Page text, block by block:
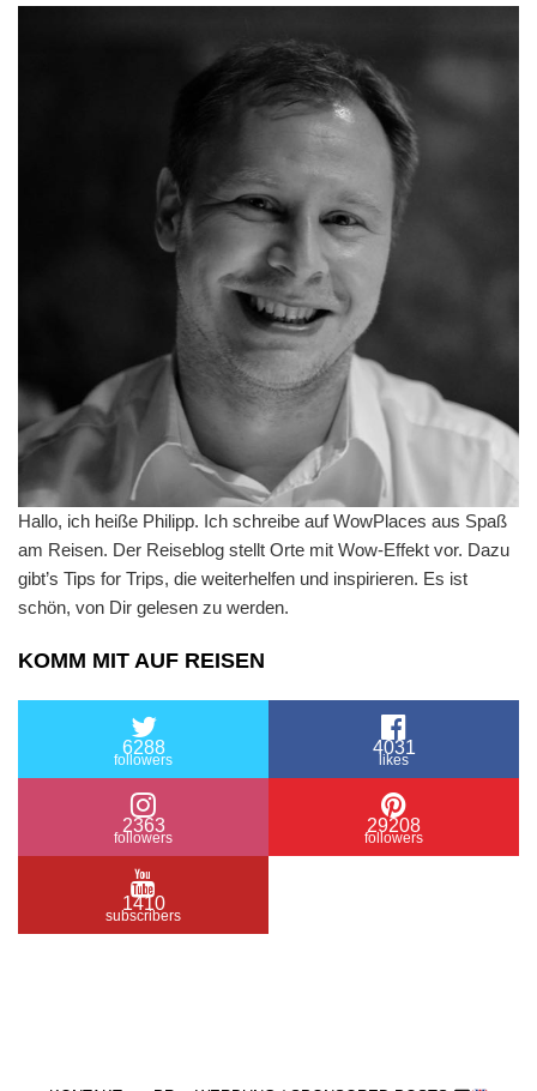
Hallo, ich heiße Philipp. Ich schreibe auf WowPlaces aus Spaß
am Reisen. Der Reiseblog stellt Orte mit Wow-Effekt vor. Dazu
gibt’s Tips for Trips, die weiterhelfen und inspirieren. Es ist
schön, von Dir gelesen zu werden.
KOMM MIT AUF REISEN
6288
followers
4031
likes
2363
followers
29208
followers
1410
subscribers